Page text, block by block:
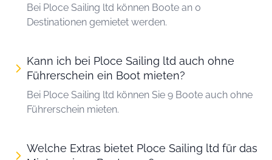
Bei Ploce Sailing ltd können Boote an 0
Destinationen gemietet werden.
Kann ich bei Ploce Sailing ltd auch ohne
Führerschein ein Boot mieten?
Bei Ploce Sailing ltd können Sie 9 Boote auch ohne
Führerschein mieten.
Welche Extras bietet Ploce Sailing ltd für das